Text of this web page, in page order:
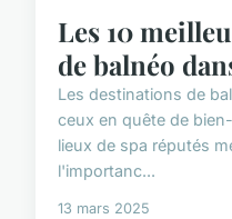
Les 10
de balnéo
Les destinations de
ceux en quête de
lieux de spa réputés
l'importanc...
13 mars 2025